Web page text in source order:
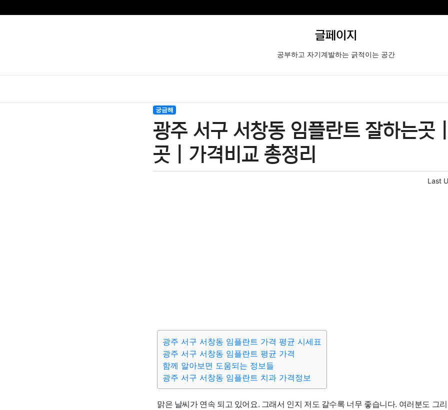
글페이지
공부하고 자기계발하는 긁적이는 공간
궁금해
광주 서구 서창동 임플란트 잘하는곳
곳 | 가격비교 총정리
Last
광주 서구 서창동 임플란트 가격 평균 시세표
광주 서구 서창동 임플란트 평균 가격
함께 알아보면 도움되는 정보들
광주 서구 서창동 임플란트 치과 가격정보
맑은 날씨가 연속 되고 있어요. 그래서 인지 저도 갈수록 너무 좋습니다. 여러분도 그